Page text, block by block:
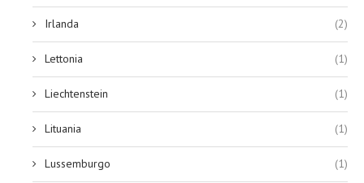
Irlanda (2)
Lettonia (1)
Liechtenstein (1)
Lituania (1)
Lussemburgo (1)